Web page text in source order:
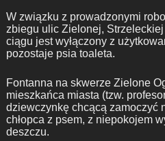
W związku z prowadzonymi
zbiegu ulic Zielonej,
ciągu jest wyłączony z
pozostaje psia toaleta.
Fontanna na skwerze Zielone
mieszkańca miasta (tzw.
dziewczynkę chcącą zamoczyć
chłopca z psem, z niepokojem
deszczu.